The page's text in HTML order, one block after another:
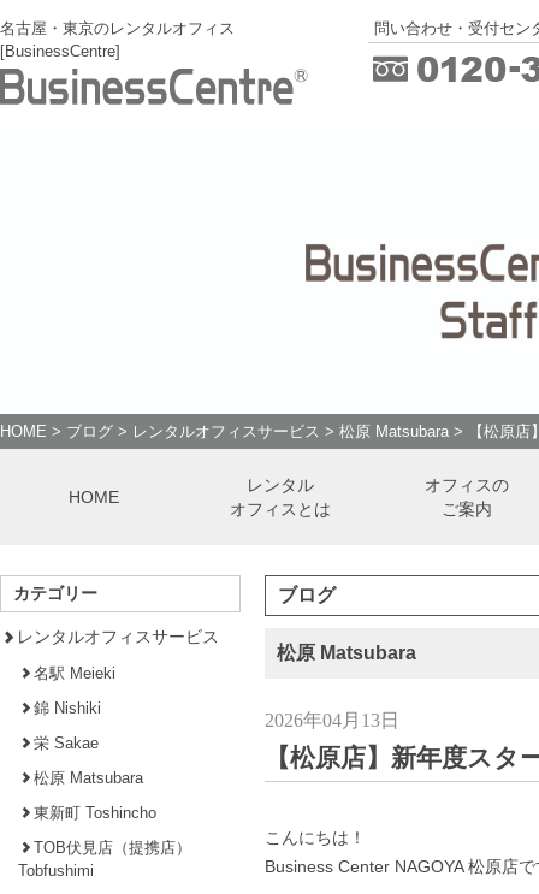
名古屋・東京のレンタルオフィス
[BusinessCentre]
問い合わせ・受付セン
HOME > ブログ > レンタルオフィスサービス > 松原 Matsubara > 【松原
HOME
レンタル
オフィスとは
オフィスの
ご案内
ブログ
松原 Matsubara
2026年04月13日
【松原店】新年度ス
こんにちは！
Business Center NAGOYA 松原店
カテゴリー
レンタルオフィスサービス
名駅 Meieki
錦 Nishiki
栄 Sakae
松原 Matsubara
東新町 Toshincho
TOB伏見店（提携店）
Tobfushimi